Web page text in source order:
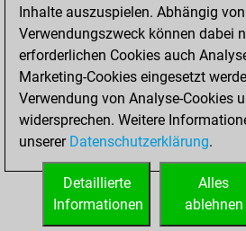
Bauer setzt Matt
Erstickte Matts
Unterverwandlungen
Türme auf der siebten
STARTSEITE
Inhalte auszuspielen. Abhängig
Verwendungszweck können dabei
erforderlichen Cookies auch
Marketing-Cookies eingesetzt
Verwendung von Analyse-Cookies
widersprechen. Weitere
unserer Datenschutzerklärung.
Alles
ablehnen
Detaillierte
Informationen